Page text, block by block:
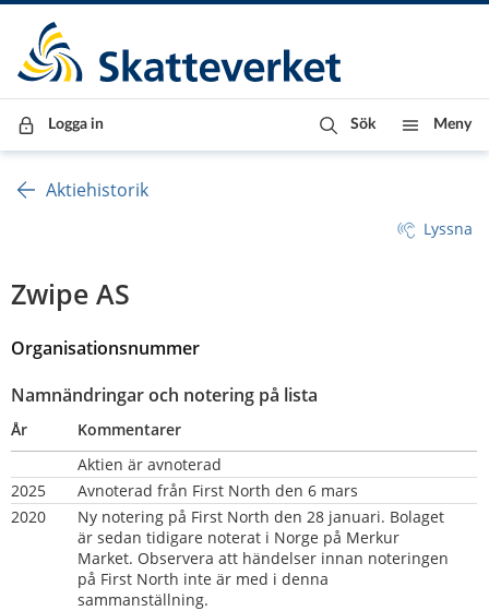
Till innehåll
Till navigationen
Till chattrobot
Logga in Sök Meny
Aktiehistorik
Lyssna
Zwipe AS
Organisationsnummer
Namnändringar och notering på lista
År
Kommentarer
Aktien är avnoterad
2025
Avnoterad från First North den 6 mars
2020
Ny notering på First North den 28 januari. Bolaget
är sedan tidigare noterat i Norge på Merkur
Market. Observera att händelser innan noteringen
på First North inte är med i denna
sammanställning.